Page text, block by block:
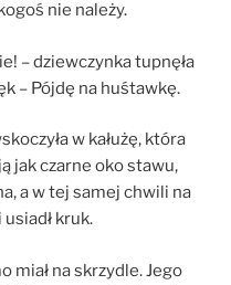
nie należy.
– dziewczynka tupnęła
– Pójdę na huśtawkę.
w kałużę, która
jak czarne oko stawu,
a w tej samej chwili na
kruk.
miał na skrzydle. Jego